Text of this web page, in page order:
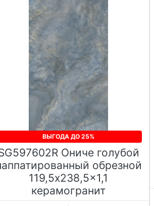
ВЫГОДА ДО 25%
Ониче голубой
обрезной
119,5x238,5x1,1
керамогранит